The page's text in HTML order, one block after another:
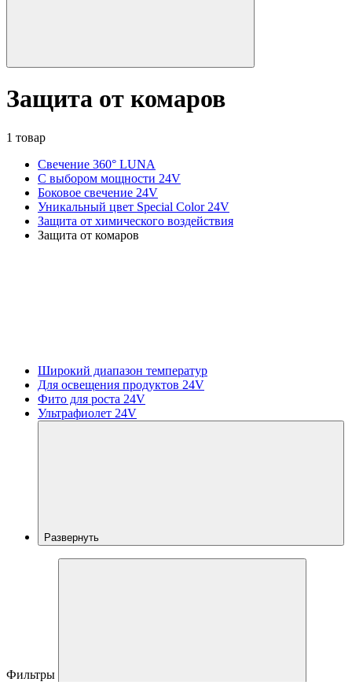
Защита от комаров
1 товар
Свечение 360° LUNA
С выбором мощности 24V
Боковое свечение 24V
Уникальный цвет Special Color 24V
Защита от химического воздействия
Защита от комаров
Широкий диапазон температур
Для освещения продуктов 24V
Фито для роста 24V
Ультрафиолет 24V
Развернуть
Фильтры